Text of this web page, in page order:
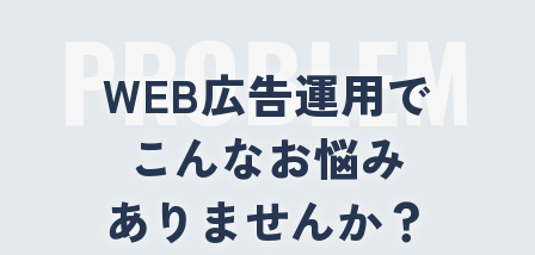
PROBLEM
WEB広告運用で
こんなお悩み
ありませんか？